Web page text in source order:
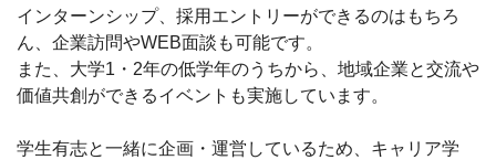
インターンシップ、採用エントリーができるのはもちろ
ん、企業訪問やWEB面談も可能です。
また、大学1・2年の低学年のうちから、地域企業と交流や
価値共創ができるイベントも実施しています。
学生有志と一緒に企画・運営しているため、キャリア学